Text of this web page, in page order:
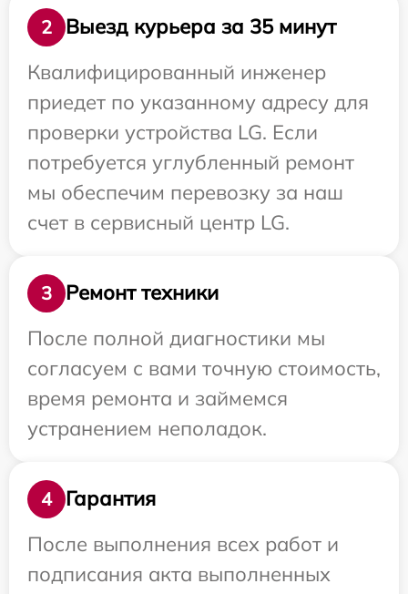
2
Выезд курьера за 35 минут
Квалифицированный инженер
приедет по указанному адресу для
проверки устройства LG. Если
потребуется углубленный ремонт
мы обеспечим перевозку за наш
счет в сервисный центр LG.
3
Ремонт техники
После полной диагностики мы
согласуем с вами точную стоимость,
время ремонта и займемся
устранением неполадок.
4
Гарантия
После выполнения всех работ и
подписания акта выполненных